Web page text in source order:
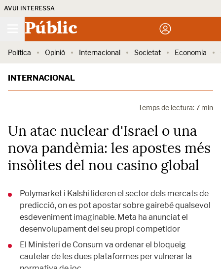
AVUI INTERESSA
Públic
Política Opinió Internacional Societat Economia
INTERNACIONAL
Temps de lectura: 7 min
Un atac nuclear d'Israel o una
nova pandèmia: les apostes més
insòlites del nou casino global
Polymarket i Kalshi lideren el sector dels mercats de
predicció, on es pot apostar sobre gairebé qualsevol
esdeveniment imaginable. Meta ha anunciat el
desenvolupament del seu propi competidor
El Ministeri de Consum va ordenar el bloqueig
cautelar de les dues plataformes per vulnerar la